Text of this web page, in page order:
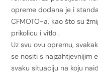
opreme dodana je i
CFMOTO-a, kao što su
prikolicu i vitlo .
Uz svu ovu opremu,
se nositi s najzahtjevnijim
svaku situaciju na koju